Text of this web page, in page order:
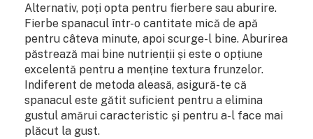
Alternativ, poți opta pentru fierbere sau aburire.
Fierbe spanacul într-o cantitate mică de apă
pentru câteva minute, apoi scurge-l bine. Aburirea
păstrează mai bine nutrienții și este o opțiune
excelentă pentru a menține textura frunzelor.
Indiferent de metoda aleasă, asigură-te că
spanacul este gătit suficient pentru a elimina
gustul amărui caracteristic și pentru a-l face mai
plăcut la gust.